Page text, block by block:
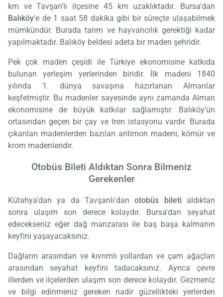
km ve Tavşan'lı ilçesine 45 km uzaklıktadır. Bursa'dan
Balıköy'e de 1 saat 58 dakika gibi bir süreçte ulaşabilmek
mümkündür. Burada tarım ve hayvancılık gerektiği kadar
yapılmaktadır. Balıköy beldesi adeta bir maden şehridir.
Pek çok maden çeşidi ile Türkiye ekonomisine katkıda
bulunan yerleşim yerlerinden biridir. İlk madeni 1840
yılında 1. dünya savaşına hazırlanan Almanlar
keşfetmiştir. Bu madenler sayesinde aynı zamanda Alman
ekonomisine de büyük katkılar sağlamıştır. Balıköy'ün
ortasından geçen bir çay ve tren istasyonu vardır. Burada
çıkarılan madenlerden bazıları antimon madeni, kömür ve
krom madenleridir.
Otobüs Bileti Aldıktan Sonra Bilmeniz
Gerekenler
Kütahya'dan ya da Tavşanlı'danotobüs bileti aldıktan
sonra ulaşım son derece kolaydır. Bursa'dan seyahat
edecekseniz eğer dağ manzarası ile baş başa kalmanın
keyfini yaşayacaksınız.
Dağların arasından ve kıvrımlı yollardan ve çam ağaçları
arasından seyahat keyfini tadacaksınız. Ayrıca çevre
illerden ve ilçelerden ulaşım son derece kolaydır. Gezmeniz
ve bilgi edinmeniz gereken nadir güzellikteki yerlerden